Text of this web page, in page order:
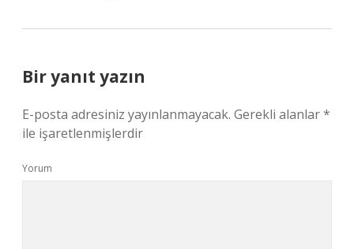
Bir yanıt yazın
E-posta adresiniz yayınlanmayacak. Gerekli alanlar*
ile işaretlenmişlerdir
Yorum